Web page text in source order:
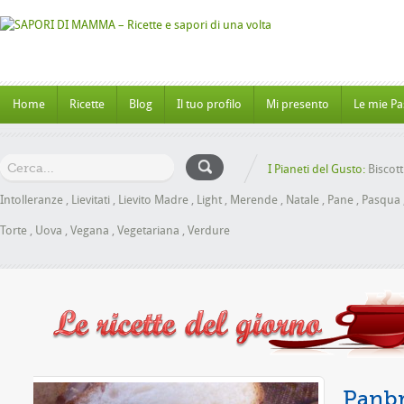
Home Ricette Blog Il tuo profilo Mi presento Le mie
I Pianeti del Gusto:
Intolleranze , Lievitati , Lievito Madre , Light , Merende , Natale , Pane , Pasqua
Torte , Uova , Vegana , Vegetariana , Verdure
senza